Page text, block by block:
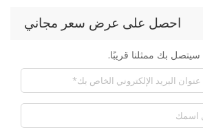
على عرض سعر مجاني
بك ممثلنا قريبًا.